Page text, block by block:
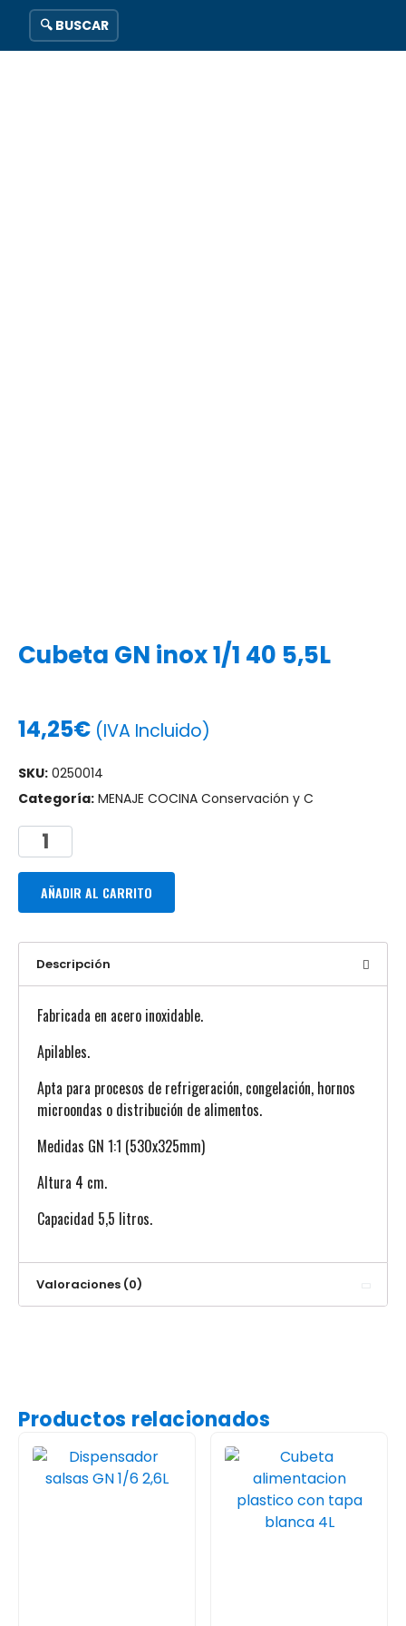
🔍 BUSCAR
Cubeta GN inox 1/1 40 5,5L
14,25€ (IVA Incluido)
SKU: 0250014
Categoría: MENAJE COCINA Conservación y C
AÑADIR AL CARRITO
Descripción
Fabricada en acero inoxidable.
Apilables.
Apta para procesos de refrigeración, congelación, hornos
microondas o distribución de alimentos.
Medidas GN 1:1 (530x325mm)
Altura 4 cm.
Capacidad 5,5 litros.
Valoraciones (0)
Productos relacionados